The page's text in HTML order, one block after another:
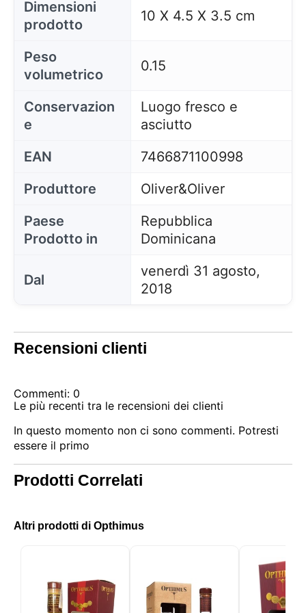
Dimensioni
prodotto
10 X 4.5 X 3.5 cm
Peso
volumetrico
0.15
Conservazion
e
Luogo fresco e
asciutto
EAN
7466871100998
Produttore
Oliver&Oliver
Paese
Prodotto in
Repubblica
Dominicana
Dal
venerdì 31 agosto,
2018
Recensioni clienti
Commenti: 0
Le più recenti tra le recensioni dei clienti
In questo momento non ci sono commenti. Potresti
essere il primo
Prodotti Correlati
Altri prodotti di Opthimus